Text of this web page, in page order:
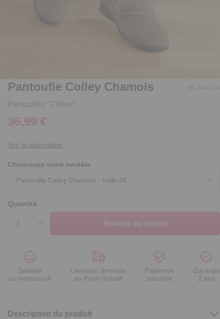
Pantoufle Colley Chamois
Pantoufles "Colley"
Réf. 4932.133
36,99 €
Voir la description
Choisissez votre modèle
Quantité
Ajouter au panier
Satisfait
ou remboursé
Livraison domicile
ou Point Retrait
Paiement
sécurisé
Garantie
2 ans
Description du produit